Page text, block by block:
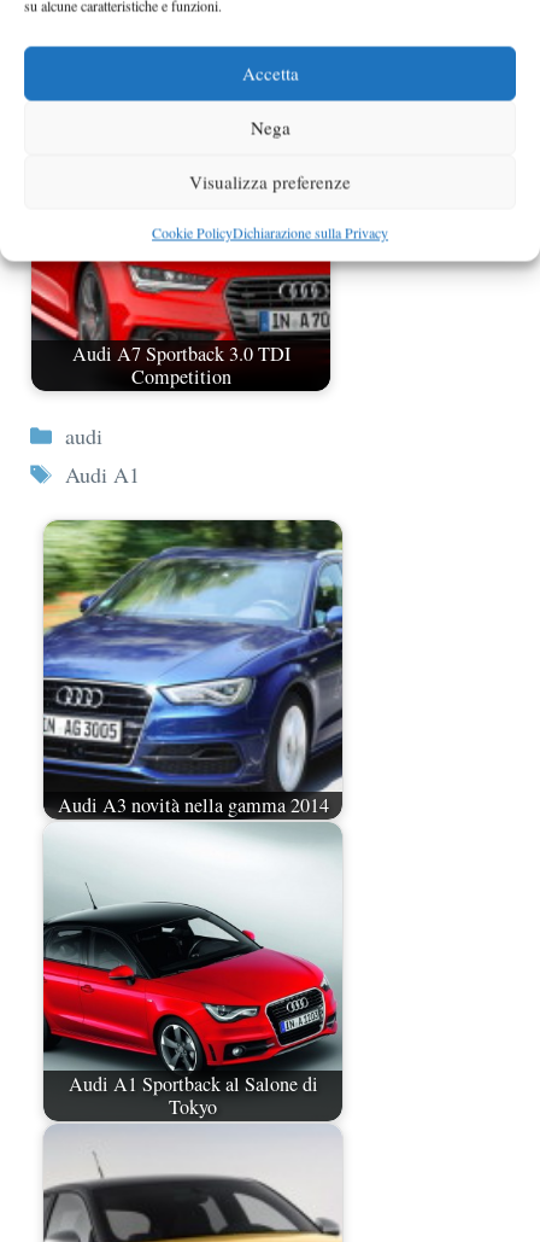
su alcune caratteristiche e funzioni.
Accetta
Nega
Visualizza preferenze
Cookie PolicyDichiarazione sulla Privacy
Audi A1 Sportback prezzo
Audi A7 Sportback 3.0 TDI
Competition
Categorie
audi
Tag
Audi A1
Audi A3 novità nella gamma 2014
Audi A1 Sportback al Salone di
Tokyo